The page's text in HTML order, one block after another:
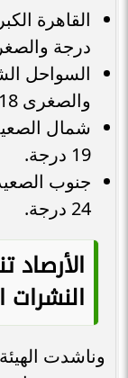
درجة والصغرى 19
والصغرى 18 درجة.
19 درجة.
24 درجة.
الأرصاد
النشرات
وناشدت